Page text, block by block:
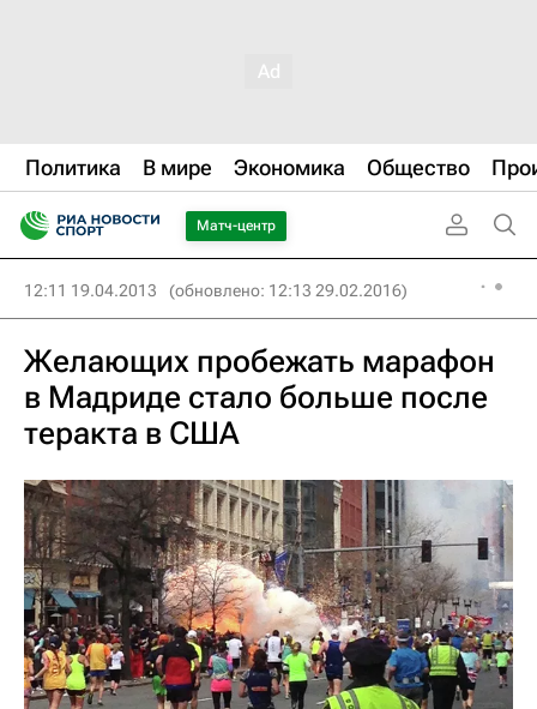
Политика В мире Экономика Общество
Матч-центр
12:11 19.04.2013 (обновлено: 12:13 29.02.2016)
Желающих пробежать марафон
в Мадриде стало больше после
теракта в США